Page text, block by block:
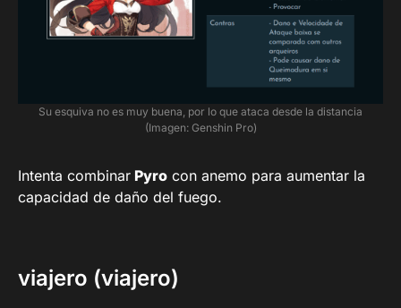
Su esquiva no es muy buena, por lo que ataca desde la distancia
(Imagen: Genshin Pro)
Intenta combinar Pyro con anemo para aumentar la
capacidad de daño del fuego.
viajero (viajero)